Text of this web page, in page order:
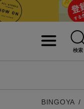
検索
BINGOYA